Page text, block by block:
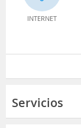
INTERNET
Servicios